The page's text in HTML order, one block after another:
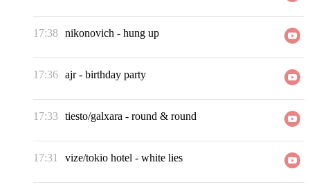
17:38 nikonovich - hung up
17:36 ajr- birthday party
17:33 tiesto/galxara - round & round
17:31 vize/tokio hotel - white lies